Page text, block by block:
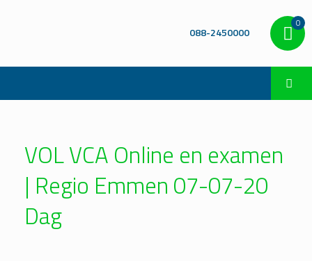
088-2450000
0
VOL VCA Online en examen
| Regio Emmen 07-07-20
Dag